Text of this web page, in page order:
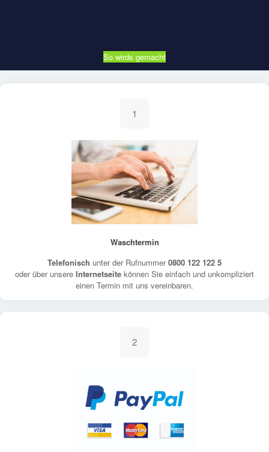
So wirds gemacht
1
Waschtermin
Telefonisch unter der Rufnummer0800 122 122 5
oder über unsere Internetseite können Sie einfach und unkompliziert
einen Termin mit uns vereinbaren.
2